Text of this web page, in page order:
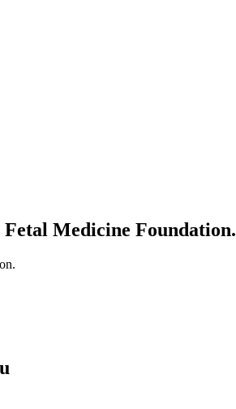
Medicine Foundation.